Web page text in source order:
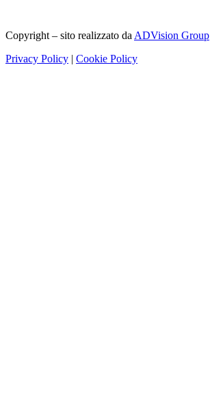
Copyright – sito realizzato da ADVision Group
Privacy Policy | Cookie Policy